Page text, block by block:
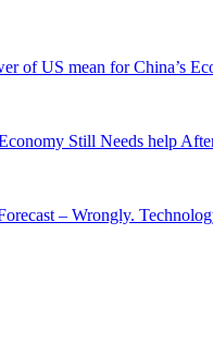
of US mean for China’s
Still Needs help
– Wrongly.